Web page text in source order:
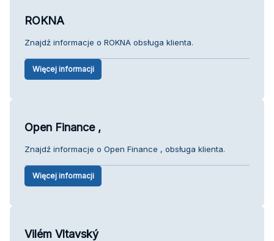
ROKNA
Znajdź informacje o ROKNA obsługa klienta.
Więcej informacji
Open Finance ,
Znajdź informacje o Open Finance , obsługa klienta.
Więcej informacji
Vilém Vltavský